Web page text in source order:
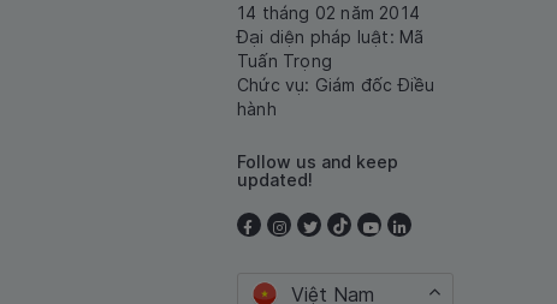
14 tháng 02 năm 2014
Đại diện pháp luật: Mã
Tuấn Trọng
Chức vụ: Giám đốc Điều
hành
Follow us and keep
updated!
Việt Nam